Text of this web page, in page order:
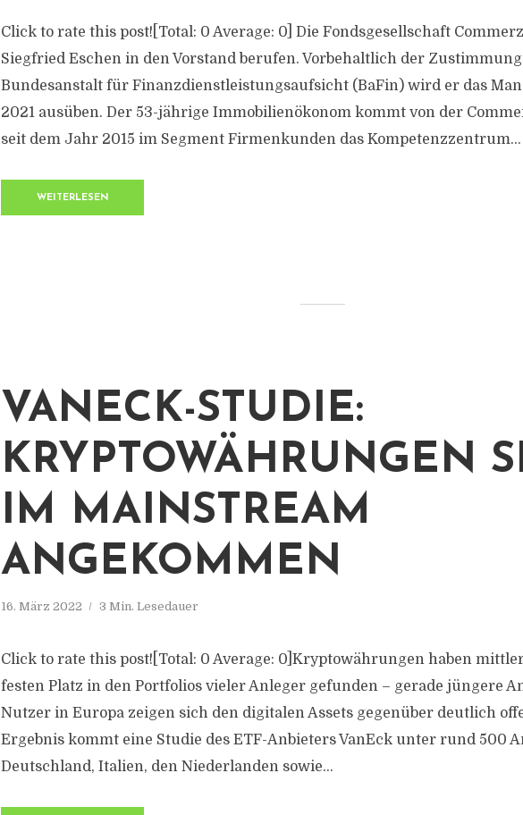
Click to rate this post![Total: 0 Average: 0] Die Fondsgesellschaft
Siegfried Eschen in den Vorstand berufen. Vorbehaltlich der
Bundesanstalt für Finanzdienstleistungsaufsicht (BaFin) wird er das
2021 ausüben. Der 53-jährige Immobilienökonom kommt von der
seit dem Jahr 2015 im Segment Firmenkunden das Kompetenzzentrum...
WEITERLESEN
VANECK-STUDIE:
KRYPTOWÄHRUNGEN
IM MAINSTREAM
ANGEKOMMEN
16. März 2022 3 Min. Lesedauer
Click to rate this post![Total: 0 Average: 0]Kryptowährungen haben
festen Platz in den Portfolios vieler Anleger gefunden – gerade jüngere
Nutzer in Europa zeigen sich den digitalen Assets gegenüber deutlich
Ergebnis kommt eine Studie des ETF-Anbieters VanEck unter rund 500
Deutschland, Italien, den Niederlanden sowie...